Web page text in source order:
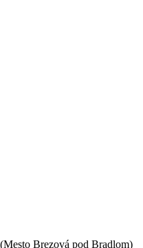
Brezová pod Bradlom)